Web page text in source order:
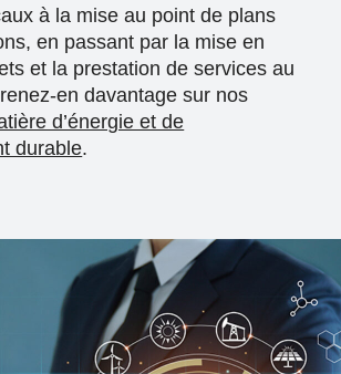
à la mise au point de plans
en passant par la mise en
et la prestation de services au
en davantage sur nos
d’énergie et de
durable.